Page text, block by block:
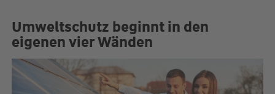
Umweltschutz beginnt in den
eigenen vier Wänden